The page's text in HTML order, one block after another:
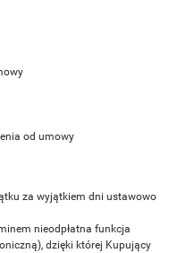
od umowy
za wyjątkiem dni ustawowo
nieodpłatna funkcja
dzięki której Kupujący